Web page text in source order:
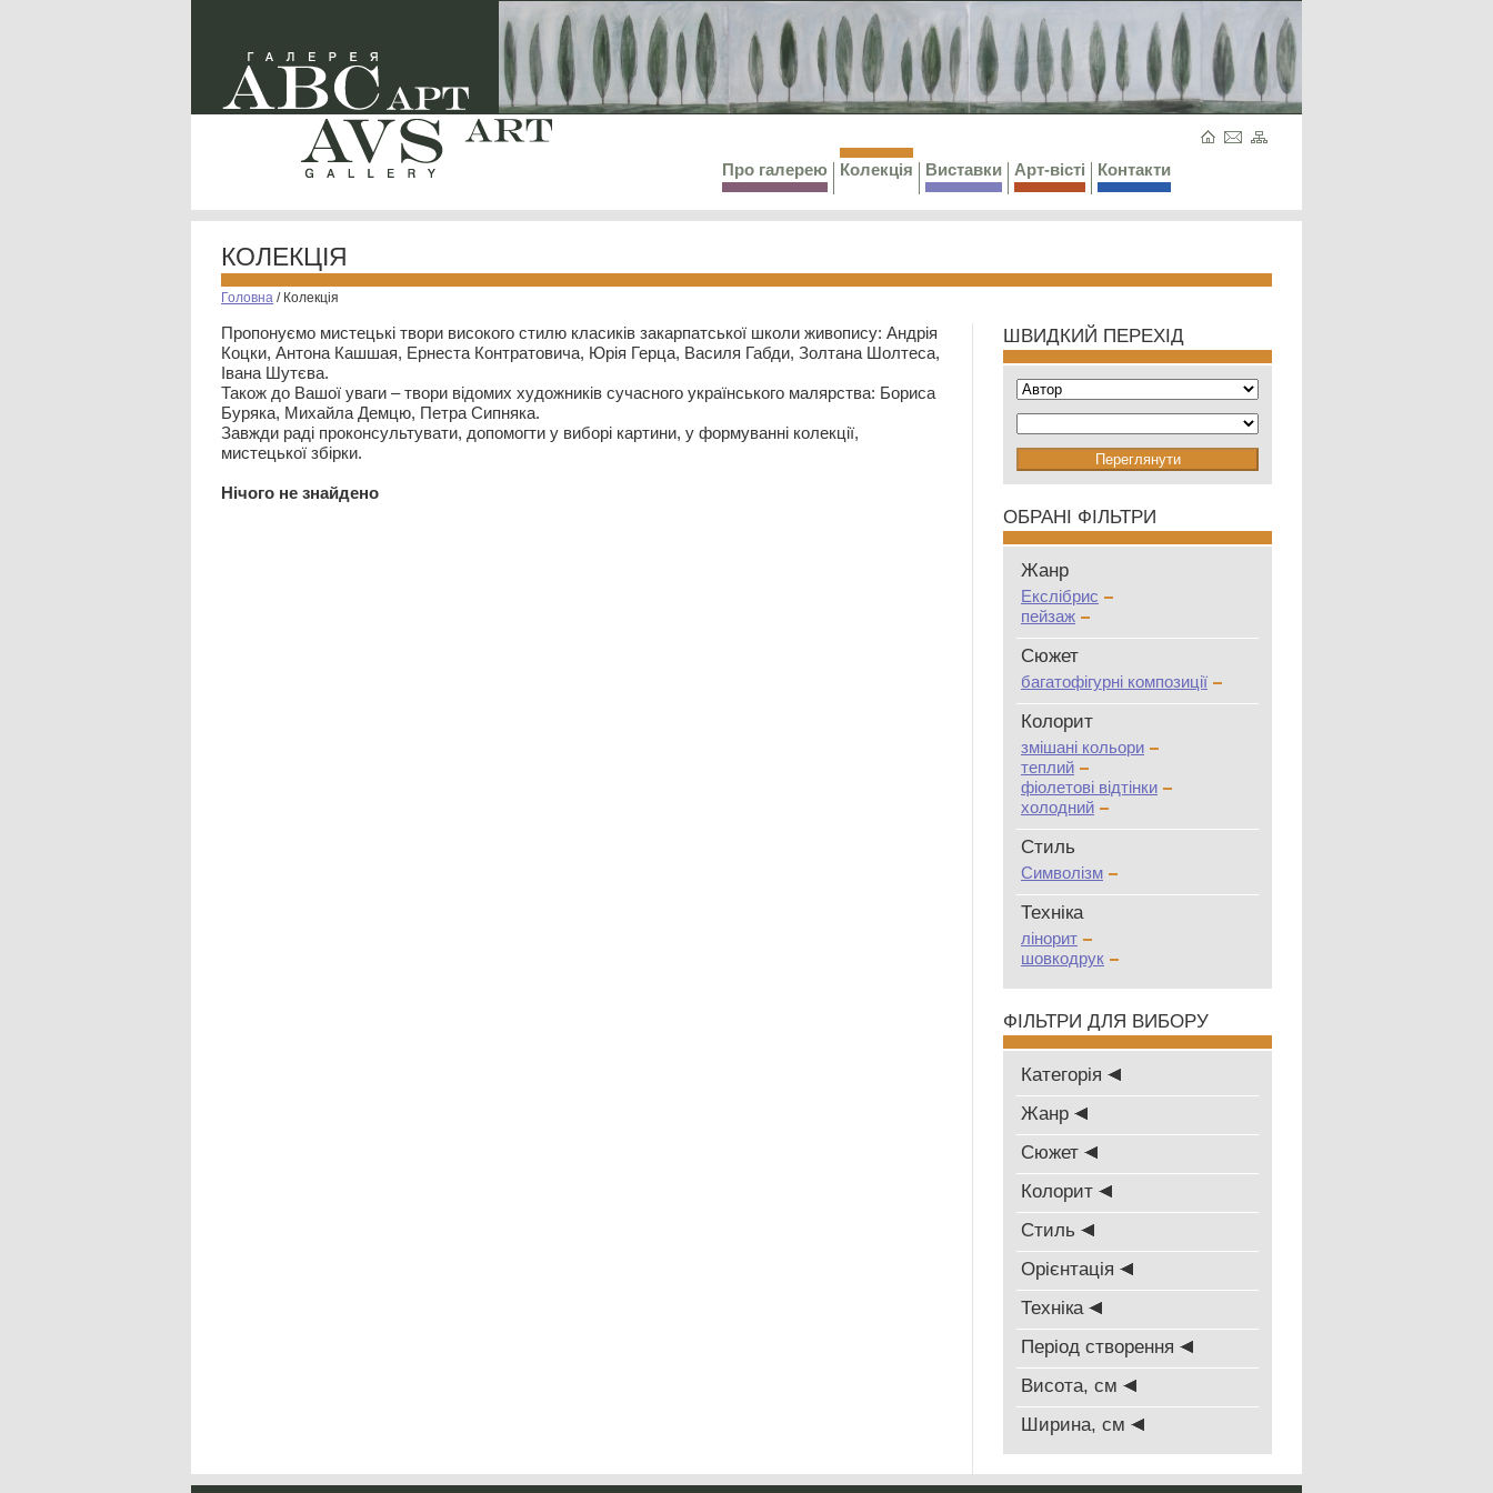
Про галерею Колекція Виставки Арт-вісті Контакти
КОЛЕКЦІЯ
Головна / Колекція
Пропонуємо мистецькі твори високого стилю класиків закарпатської школи живопису: Андрія
Коцки, Антона Кашшая, Ернеста Контратовича, Юрія Герца, Василя Габди, Золтана Шолтеса,
Івана Шутєва.
Також до Вашої уваги – твори відомих художників сучасного українського малярства: Бориса
Буряка, Михайла Демцю, Петра Сипняка.
Завжди раді проконсультувати, допомогти у виборі картини, у формуванні колекції,
мистецької збірки.
Нiчого не знайдено
ШВИДКИЙ ПЕРЕХІД
ОБРАНІ ФІЛЬТРИ
Жанр
Екслібрис
пейзаж
Сюжет
багатофігурні композиції
Колорит
змішані кольори
теплий
фіолетові відтінки
холодний
Стиль
Символізм
Техніка
лінорит
шовкодрук
ФІЛЬТРИ ДЛЯ ВИБОРУ
Категорія
Жанр
Сюжет
Колорит
Стиль
Oрієнтація
Техніка
Період створення
Висота, см
Ширина, см